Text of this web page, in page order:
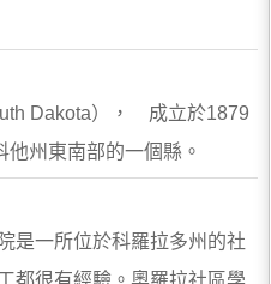
Dakota）， 成立於1879
州東南部的一個縣。
是一所位於科羅拉多州的社
都很有經驗。奧羅拉社區學